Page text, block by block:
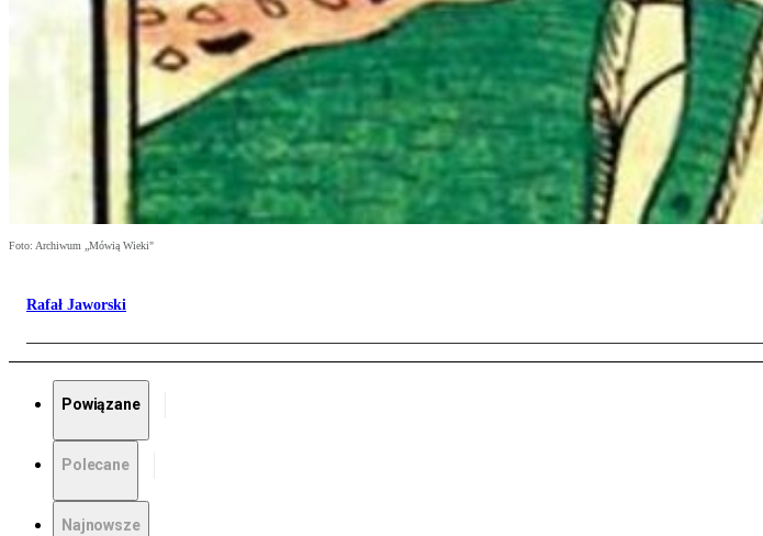
Foto: Archiwum „Mówią Wieki"
Rafał Jaworski
Powiązane
Polecane
Najnowsze